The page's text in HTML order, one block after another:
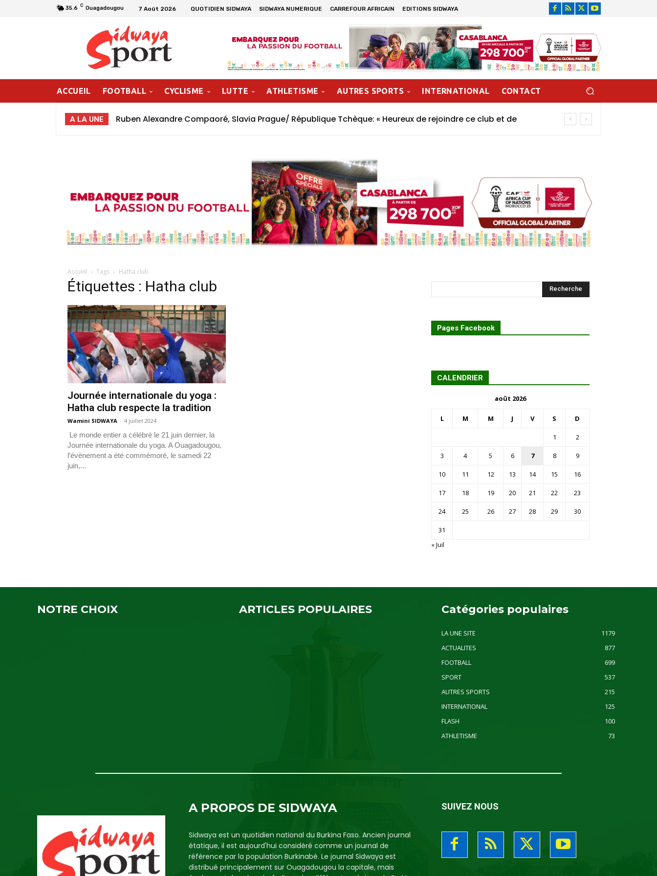
35.6 C Ouagadougou 7 Août 2026 QUOTIDIEN SIDWAYA SIDWAYA NUMERIQUE CARREFOUR AFRICAIN EDITIONS SIDWAYA
ACCUEIL FOOTBALL CYCLISME LUTTE ATHLETISME AUTRES SPORTS INTERNATIONAL CONTACT
A LA UNE
Ruben Alexandre Compaoré, Slavia Prague/ République Tchèque: « Heureux de rejoindre ce club et de
Accueil Tags Hatha club
Étiquettes : Hatha club
Journée internationale du yoga :
Hatha club respecte la tradition
Wamini SIDWAYA - 4 juillet 2024
Le monde entier a célébré le 21 juin dernier, la
Journée internationale du yoga. A Ouagadougou,
l’évènement a été commémoré, le samedi 22
juin,...
Pages Facebook
CALENDRIER
août 2026
L M M J V S D
1 2
3 4 5 6 7 8 9
10 11 12 13 14 15 16
17 18 19 20 21 22 23
24 25 26 27 28 29 30
31
« Juil
NOTRE CHOIX ARTICLES POPULAIRES Catégories populaires
LA UNE SITE
1179
ACTUALITES
877
FOOTBALL
699
SPORT
537
AUTRES SPORTS
215
INTERNATIONAL
125
FLASH
100
ATHLETISME
73
A PROPOS DE SIDWAYA
Sidwaya est un quotidien national du Burkina Faso. Ancien journal
étatique, il est aujourd'hui considéré comme un journal de
référence par la population Burkinabè. Le journal Sidwaya est
distribué principalement sur Ouagadougou la capitale, mais
SUIVEZ NOUS